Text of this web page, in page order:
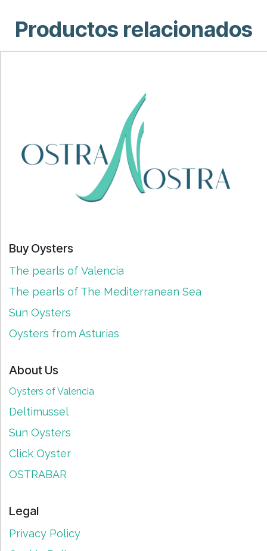
Productos relacionados
Buy Oysters
The pearls of Valencia
The pearls of The Mediterranean Sea
Sun Oysters
Oysters from Asturias
About Us
Oysters of Valencia
Deltimussel
Sun Oysters
Click Oyster
OSTRABAR
Legal
Privacy Policy